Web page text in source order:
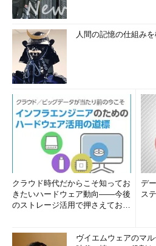
人間の記憶の仕組み
クラウド時代だからこそ知ってお
きたいハードウェア動向――今後
のストレージ活用で押さえておき
デ
ス
ヴイエムウェアのマ